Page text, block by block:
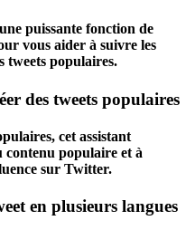
puissante fonction de
vous aider à suivre les
tweets populaires.
des tweets populaires
cet assistant
populaire et à
sur Twitter.
en plusieurs langues